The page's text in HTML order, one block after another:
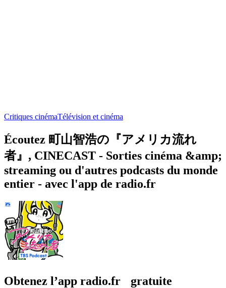
Critiques cinémaTélévision et cinéma
Écoutez 町山智浩の『アメリカ流れ
者』, CINECAST - Sorties cinéma &amp;
streaming ou d'autres podcasts du monde
entier - avec l'app de radio.fr
Obtenez l’app radio.fr gratuite